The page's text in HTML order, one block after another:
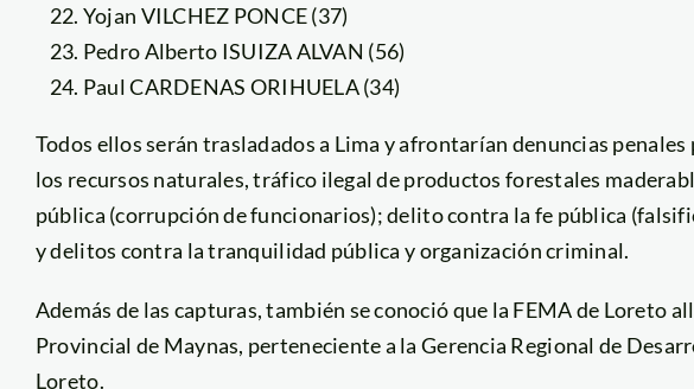
Yojan VILCHEZ PONCE (37)
Pedro Alberto ISUIZA ALVAN (56)
Paul CARDENAS ORIHUELA (34)
Todos ellos serán trasladados a Lima y afrontarían denuncias
los recursos naturales, tráfico ilegal de productos forestales
pública (corrupción de funcionarios); delito contra la fe pública
y delitos contra la tranquilidad pública y organización criminal.
Además de las capturas, también se conoció que la FEMA de Loreto
Provincial de Maynas, perteneciente a la Gerencia Regional de
Loreto.